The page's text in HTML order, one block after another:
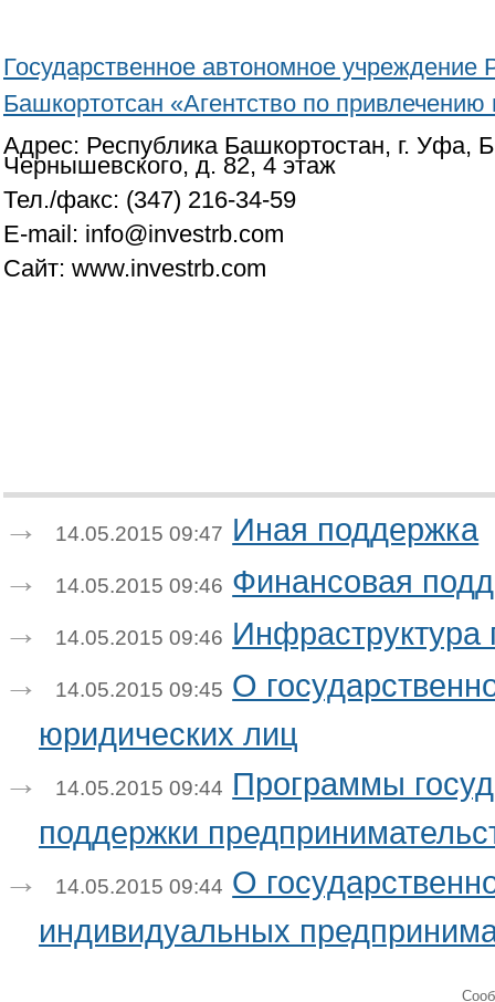
Государственное автономное учреждение
Башкортотсан «Агентство по привлечению
Адрес: Республика Башкортостан, г. Уфа,
Чернышевского, д. 82, 4 этаж
Тел./факс: (347) 216-34-59
E-mail: info@investrb.com
Сайт: www.investrb.com
14.05.2015 09:47 Иная поддержка
14.05.2015 09:46 Финансовая
14.05.2015 09:46 Инфраструктура
14.05.2015 09:45 О
юридических лиц
14.05.2015 09:44 Программы
поддержки
14.05.2015 09:44 О
индивидуальных